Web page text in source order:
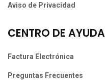
Aviso de Privacidad
CENTRO DE AYUDA
Factura Electrónica
Preguntas Frecuentes